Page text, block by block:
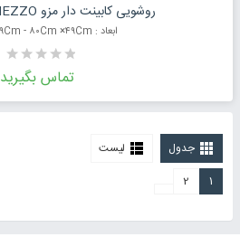
روشویی کابینت دار مزو MEZZO مدل Natalia
ابعاد : 7۰Cm ×۴۹Cm - ۸۰Cm ×۴۹Cm
تماس بگیرید
جدول لیست
1
2